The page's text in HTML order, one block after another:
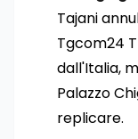
Tajani
Tgcom24
dall'Italia,
Palazzo
replicare.